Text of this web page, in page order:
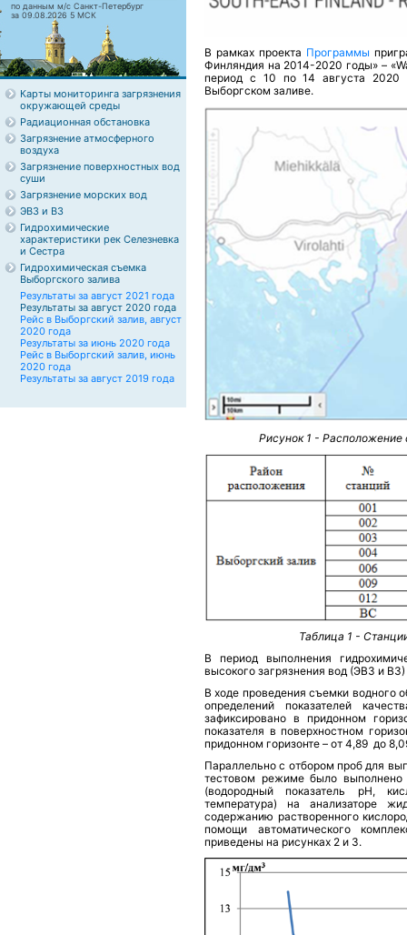
по данным м/с Санкт-Петербург
за 09.08.2026 5 МСК
Карты мониторинга загрязнения
окружающей среды
Радиационная обстановка
Загрязнение атмосферного
воздуха
Загрязнение поверхностных вод
суши
Загрязнение морских вод
ЭВЗ и ВЗ
Гидрохимические
характеристики рек Селезневка
и Сестра
Гидрохимическая съемка
Выборгского залива
Результаты за август 2021 года
Результаты за август 2020 года
Рейс в Выборгский залив, август
2020 года
Результаты за июнь 2020 года
Рейс в Выборгский залив, июнь
2020 года
Результаты за август 2019 года
В рамках проекта Программы
Финляндия на 2014-2020 годы» –
период с 10 по 14 августа 2020
Выборгском заливе.
Рисунок 1 - Расположение
Таблица 1 -
В период выполнения
высокого загрязнения вод (ЭВЗ и
В ходе проведения съемки водного
определений показателей
зафиксировано в придонном
показателя в поверхностном
придонном горизонте – от 4,89 до
Параллельно с отбором проб для
тестовом режиме было выполнено
(водородный показатель рН,
температура) на анализаторе
содержанию растворенного
помощи автоматического
приведены на рисунках 2 и 3.